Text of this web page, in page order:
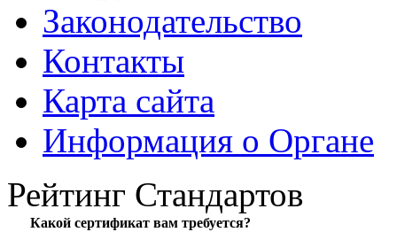
Законодательство
Контакты
Карта сайта
Информация о Органе
Рейтинг Стандартов
Какой сертификат вам требуется?